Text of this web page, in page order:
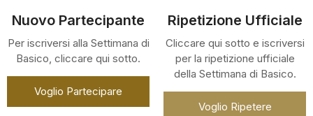
Nuovo Partecipante
Per iscriversi alla Settimana di
Basico, cliccare qui sotto.
Voglio Partecipare
Ripetizione Ufficiale
Cliccare qui sotto e iscriversi
per la ripetizione ufficiale
della Settimana di Basico.
Voglio Ripetere